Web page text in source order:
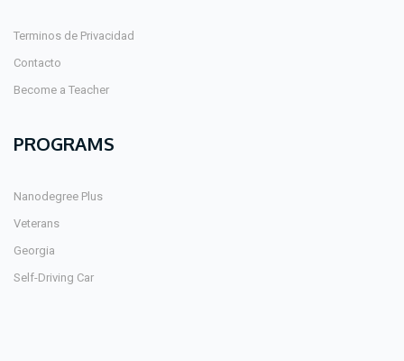
Terminos de Privacidad
Contacto
Become a Teacher
PROGRAMS
Nanodegree Plus
Veterans
Georgia
Self-Driving Car